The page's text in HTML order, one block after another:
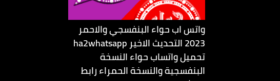
واتس اب حواء البنفسجي والاحمر
2023 التحديث الاخير ha2whatsapp
تحميل واتساب حواء النسخة
البنفسجية والنسخة الحمراء رابط